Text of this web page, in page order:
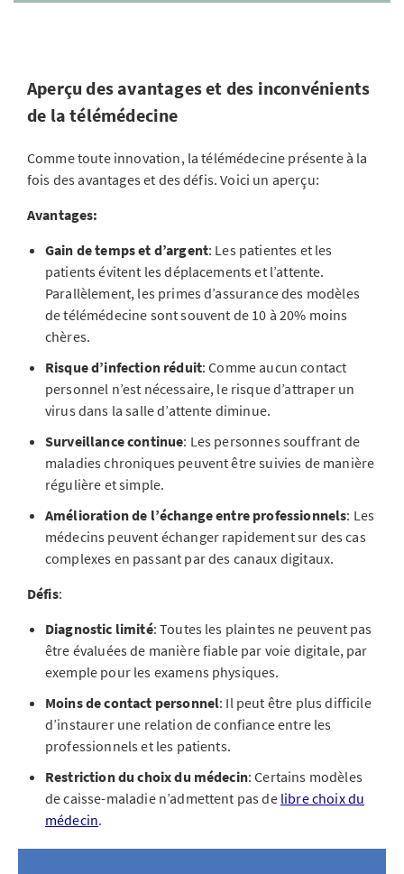
Aperçu des avantages et des inconvénients
de la télémédecine
Comme toute innovation, la télémédecine présente à la
fois des avantages et des défis. Voici un aperçu:
Avantages:
Gain de temps et d’argent: Les patientes et les
patients évitent les déplacements et l’attente.
Parallèlement, les primes d’assurance des modèles
de télémédecine sont souvent de 10 à 20% moins
chères.
Risque d’infection réduit: Comme aucun contact
personnel n’est nécessaire, le risque d’attraper un
virus dans la salle d’attente diminue.
Surveillance continue: Les personnes souffrant de
maladies chroniques peuvent être suivies de manière
régulière et simple.
Amélioration de l’échange entre professionnels: Les
médecins peuvent échanger rapidement sur des cas
complexes en passant par des canaux digitaux.
Défis:
Diagnostic limité: Toutes les plaintes ne peuvent pas
être évaluées de manière fiable par voie digitale, par
exemple pour les examens physiques.
Moins de contact personnel: Il peut être plus difficile
d’instaurer une relation de confiance entre les
professionnels et les patients.
Restriction du choix du médecin: Certains modèles
de caisse-maladie n’admettent pas de libre choix du
médecin.